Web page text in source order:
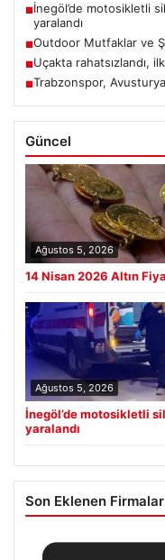
■İnegöl’de motosikletli
yaralandı
■Outdoor Mutfaklar ve
■Uçakta rahatsızlandı,
■Trabzonspor, Avusturya
Güncel
Ağustos 5, 2026
14 Nisan 2026 Altın
Ağustos 5, 2026
İnegöl’de motosikletli
yaralandı
Son Eklenen Firmalar